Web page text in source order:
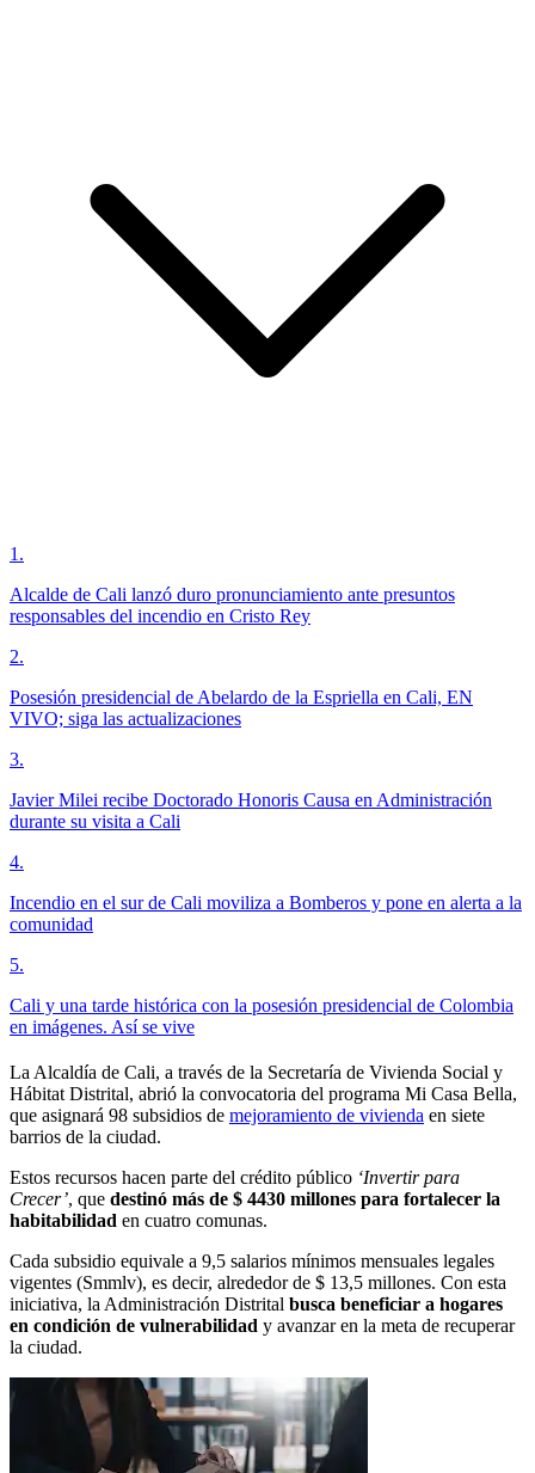
1 .
Alcalde de Cali lanzó duro pronunciamiento ante presuntos
responsables del incendio en Cristo Rey
2.
Posesión presidencial de Abelardo de la Espriella en Cali, EN
VIVO; siga las actualizaciones
3.
Javier Milei recibe Doctorado Honoris Causa en Administración
durante su visita a Cali
4.
Incendio en el sur de Cali moviliza a Bomberos y pone en alerta a la
comunidad
5.
Cali y una tarde histórica con la posesión presidencial de Colombia
en imágenes. Así se vive
La Alcaldía de Cali, a través de la Secretaría de Vivienda Social y
Hábitat Distrital, abrió la convocatoria del programa Mi Casa Bella,
que asignará 98 subsidios de mejoramiento de vivienda en siete
barrios de la ciudad.
Estos recursos hacen parte del crédito público ‘Invertir para
Crecer’, que destinó más de $ 4430 millones para fortalecer la
habitabilidad en cuatro comunas.
Cada subsidio equivale a 9,5 salarios mínimos mensuales legales
vigentes (Smmlv), es decir, alrededor de $ 13,5 millones. Con esta
iniciativa, la Administración Distrital busca beneficiar a hogares
en condición de vulnerabilidad y avanzar en la meta de recuperar
la ciudad.